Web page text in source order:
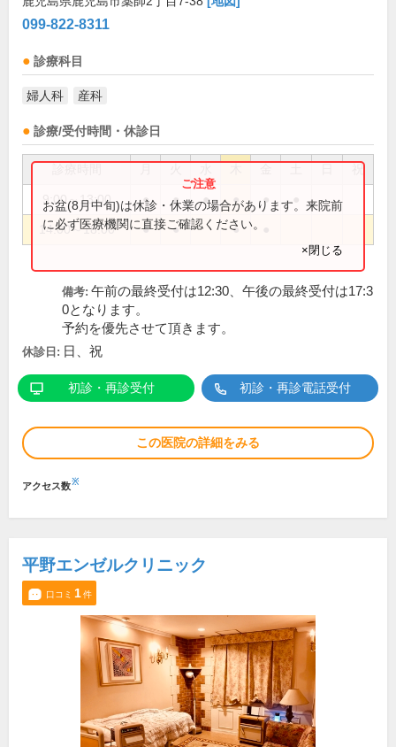
099-822-8311
診療科目
婦人科 産科
診療/受付時間・休診日
祝
9:00～13:00 ● ● ● ● ●
14:00～18:00 ● ● ●
お盆(8月中旬)は休診・休業の場合があります。来院前
に必ず医療機関に直接ご確認ください。
×閉じる
備考: 午前の最終受付は12:30、午後の最終受付は17:3
0となります。
予約を優先させて頂きます。
休診日: 日、祝
初診・再診受付 初診・再診電話受付
この医院の詳細をみる
アクセス数※
平野エンゼルクリニック
口コミ 1件